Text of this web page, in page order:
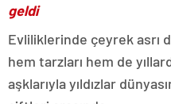
geldi
Evliliklerinde çeyrek
hem tarzları hem de
aşklarıyla yıldızlar